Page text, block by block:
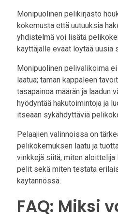
Monipuolinen pelikirjasto
kokemusta että uutuuksia
yhdistelmä voi lisätä
käyttäjälle eväät löytää uusia
Monipuolinen pelivalikoima
laatua; tämän kappaleen
tasapainoa määrän ja laadun
hyödyntää hakutoimintoja ja
itseään sykähdyttäviä
Pelaajien valinnoissa on
pelikokemuksen laatu ja
vinkkejä siitä, miten
pelit sekä miten testata
käytännössä.
FAQ: Miksi